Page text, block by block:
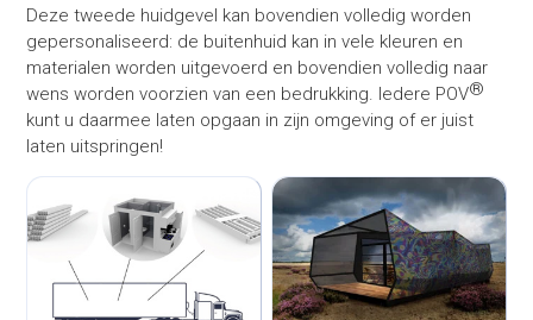
Deze tweede huidgevel kan bovendien volledig worden
gepersonaliseerd: de buitenhuid kan in vele kleuren en
materialen worden uitgevoerd en bovendien volledig naar
wens worden voorzien van een bedrukking. Iedere POV®
kunt u daarmee laten opgaan in zijn omgeving of er juist
laten uitspringen!